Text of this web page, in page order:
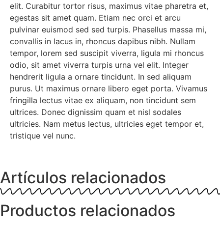
elit. Curabitur tortor risus, maximus vitae pharetra et,
egestas sit amet quam. Etiam nec orci et arcu
pulvinar euismod sed sed turpis. Phasellus massa mi,
convallis in lacus in, rhoncus dapibus nibh. Nullam
tempor, lorem sed suscipit viverra, ligula mi rhoncus
odio, sit amet viverra turpis urna vel elit. Integer
hendrerit ligula a ornare tincidunt. In sed aliquam
purus. Ut maximus ornare libero eget porta. Vivamus
fringilla lectus vitae ex aliquam, non tincidunt sem
ultrices. Donec dignissim quam et nisl sodales
ultricies. Nam metus lectus, ultricies eget tempor et,
tristique vel nunc.
Artículos relacionados
Productos relacionados